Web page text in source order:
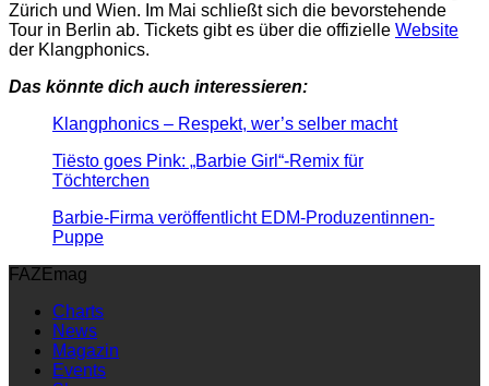
Zürich und Wien. Im Mai schließt sich die bevorstehende
Tour in Berlin ab. Tickets gibt es über die offizielle Website
der Klangphonics.
Das könnte dich auch interessieren:
Klangphonics – Respekt, wer’s selber macht
Tiësto goes Pink: „Barbie Girl“-Remix für
Töchterchen
Barbie-Firma veröffentlicht EDM-Produzentinnen-
Puppe
FAZEmag
Charts
News
Magazin
Events